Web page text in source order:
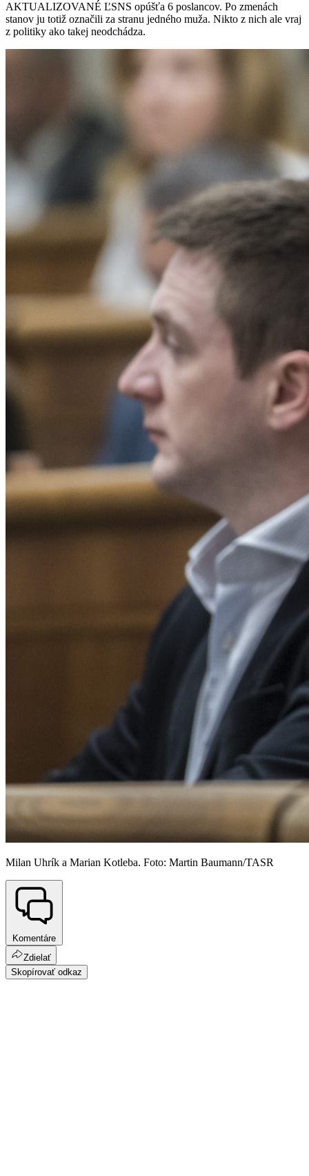
AKTUALIZOVANÉ ĽSNS opúšťa 6 poslancov. Po zmenách
stanov ju totiž označili za stranu jedného muža. Nikto z nich ale vraj
z politiky ako takej neodchádza.
Milan Uhrík a Marian Kotleba. Foto: Martin Baumann/TASR
Komentáre
Zdielať
Skopírovať odkaz